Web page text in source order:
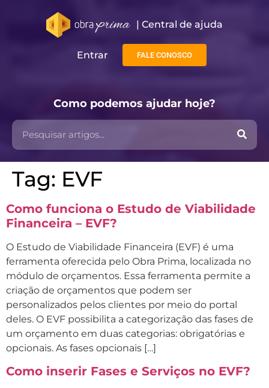
| Central de ajuda​
Entrar FALE CONOSCO
Como podemos ajudar hoje?
Tag: EVF
Como funciona o Estudo de Viabilidade
Financeira – EVF?
O Estudo de Viabilidade Financeira (EVF) é uma
ferramenta oferecida pelo Obra Prima, localizada no
módulo de orçamentos. Essa ferramenta permite a
criação de orçamentos que podem ser
personalizados pelos clientes por meio do portal
deles. O EVF possibilita a categorização das fases de
um orçamento em duas categorias: obrigatórias e
opcionais. As fases opcionais […]
Como inserir Fases e Serviços no EVF?